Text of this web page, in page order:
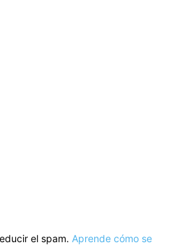
el spam. Aprende cómo se